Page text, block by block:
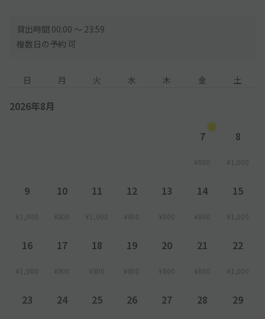
貸出時間 00:00 〜 23:59
複数日の予約 可
日 月 火 水 木 金 土
2026年8月
7
¥800
8
¥1,000
9
¥1,000
10
¥800
11
¥1,000
12
¥800
13
¥800
14
¥800
15
¥1,000
16
¥1,000
17
¥800
18
¥800
19
¥800
20
¥800
21
¥800
22
¥1,000
23 24 25 26 27 28 29